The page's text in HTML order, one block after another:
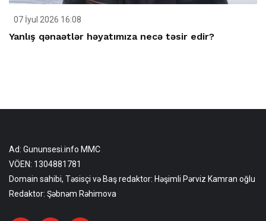
07 İyul 2026 16:08
Yanlış qənaətlər həyatımıza necə təsir edir?
Ad: Gununsesi.info MMC
VÖEN: 1304881781
Domain sahibi, Təsisçi və Baş redaktor: Həşimli Pərviz Kamran oğlu
Redaktor: Şəbnəm Rəhimova